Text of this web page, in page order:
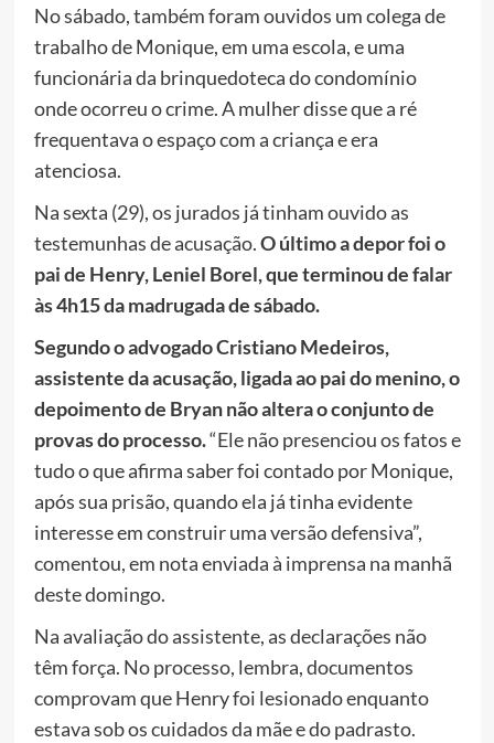
No sábado, também foram ouvidos um colega de
trabalho de Monique, em uma escola, e uma
funcionária da brinquedoteca do condomínio
onde ocorreu o crime. A mulher disse que a ré
frequentava o espaço com a criança e era
atenciosa.
Na sexta (29), os jurados já tinham ouvido as
testemunhas de acusação.O último a depor foi o
pai de Henry, Leniel Borel, que terminou de falar
às 4h15 da madrugada de sábado.
Segundo o advogado Cristiano Medeiros,
assistente da acusação, ligada ao pai do menino, o
depoimento de Bryan não altera o conjunto de
provas do processo.“Ele não presenciou os fatos e
tudo o que afirma saber foi contado por Monique,
após sua prisão, quando ela já tinha evidente
interesse em construir uma versão defensiva”,
comentou, em nota enviada à imprensa na manhã
deste domingo.
Na avaliação do assistente, as declarações não
têm força. No processo, lembra, documentos
comprovam que Henry foi lesionado enquanto
estava sob os cuidados da mãe e do padrasto.